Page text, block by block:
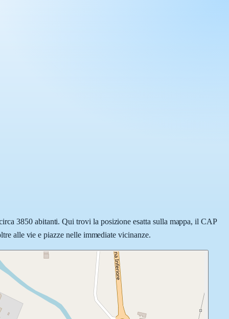
3850 abitanti. Qui trovi la posizione esatta sulla mappa, il CAP
alle vie e piazze nelle immediate vicinanze.